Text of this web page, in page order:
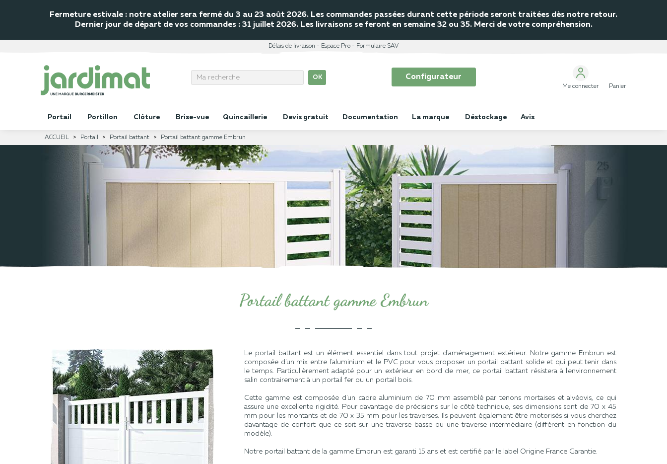
Fermeture estivale : notre atelier sera fermé du 3 au 23 août 2026. Les commandes passées durant cette période seront traitées dès notre retour.
Dernier jour de départ de vos commandes : 31 juillet 2026. Les livraisons se feront en semaine 32 ou 35. Merci de votre compréhension.
Délais de livraison Espace Pro Formulaire SAV
OK Configurateur
Me connecter Panier
Portail Portillon Clôture Brise-vue Quincaillerie Devis gratuit Documentation La marque Déstockage Avis
ACCUEIL Portail Portail battant Portail battant gamme Embrun
Portail battant gamme Embrun
Le portail battant est un élément essentiel dans tout projet d'aménagement extérieur. Notre gamme Embrun est
composée d'un mix entre l'aluminium et le PVC pour vous proposer un portail battant solide et qui peut tenir dans
le temps. Particulièrement adapté pour un extérieur en bord de mer, ce portail battant résistera à l'environnement
salin contrairement à un portail fer ou un portail bois.
Cette gamme est composée d'un cadre aluminium de 70 mm assemblé par tenons mortaises et alvéovis, ce qui
assure une excellente rigidité. Pour davantage de précisions sur le côté technique, ses dimensions sont de 70 x 45
mm pour les montants et de 70 x 35 mm pour les traverses. Ils peuvent également être motorisés si vous cherchez
davantage de confort que ce soit sur une traverse basse ou une traverse intermédiaire (différent en fonction du
modèle).
Notre portail battant de la gamme Embrun est garanti 15 ans et est certifié par le label Origine France Garantie.